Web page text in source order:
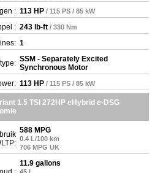
: 113 HP / 115 PS / 85 kW
: 243 lb-ft / 330 Nm
1
SSM - Separately Excited
Synchronous Motor
113 HP / 115 PS / 85 kW
1.5 TSI 272HP eHybrid e-DSG
588 MPG
0.4 L/100 km
706 MPG UK
11.9 gallons